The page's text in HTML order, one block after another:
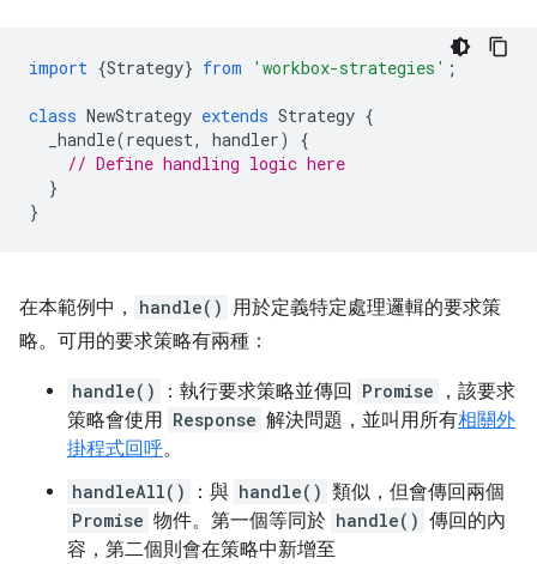
import {Strategy} from 'workbox-strategies' ;
class NewStrategy extends Strategy {
_handle(request, handler)
{
// Define handling logic here
}
}
在本範例中， handle() 用於定義特定處理邏輯的要求策
略。可用的要求策略有兩種：
handle() ：執行要求策略並傳回 Promise
，該要求
策略會使用 Response 解決問題，並叫用所有相關外
掛程式回呼。
handleAll() ：與 handle() 類似，但會傳回兩個
Promise 物件。第一個等同於 handle() 傳回的內
容，第二個則會在策略中新增至